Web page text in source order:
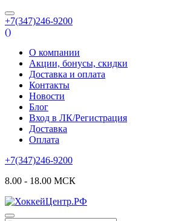
+7(347)246-9200
()
О компании
Акции, бонусы, скидки
Доставка и оплата
Контакты
Новости
Блог
Вход в ЛК/Регистрация
Доставка
Оплата
+7(347)246-9200
8.00 - 18.00 МСК